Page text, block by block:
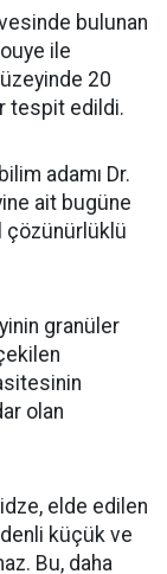
bulunan
ile
20
tespit edildi.
adamı Dr.
ait bugüne
çözünürlüklü
granüler
olan
elde edilen
küçük ve
Bu, daha